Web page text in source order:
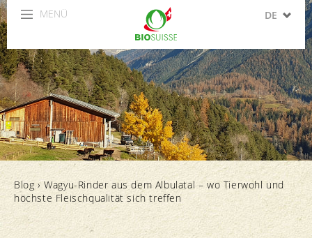
MENÜ DE
IT
EN
ES
Blog›Wagyu-Rinder aus dem Albulatal – wo Tierwohl und
höchste Fleischqualität sich treffen